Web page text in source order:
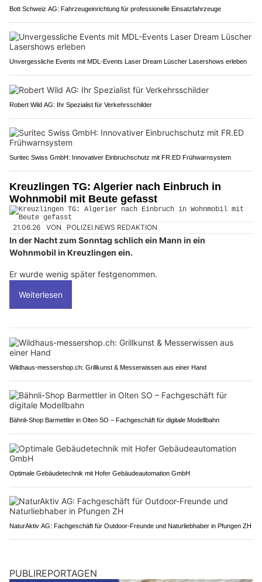
Bott Schweiz AG: Fahrzeugeinrichtung für professionelle Einsatzfahrzeuge
Unvergessliche Events mit MDL-Events Laser Dream Lüscher Lasershows erleben
Robert Wild AG: Ihr Spezialist für Verkehrsschilder
Suritec Swiss GmbH: Innovativer Einbruchschutz mit FR.ED Frühwarnsystem
Kreuzlingen TG: Algerier nach Einbruch in
Wohnmobil mit Beute gefasst
21.06.26 VON POLIZEI.NEWS REDAKTION
In der Nacht zum Sonntag schlich ein Mann in ein
Wohnmobil in Kreuzlingen ein.
Er wurde wenig später festgenommen.
Weiterlesen
Wildhaus-messershop.ch: Grillkunst & Messerwissen aus einer Hand
Bähnli-Shop Barmettler in Olten SO – Fachgeschäft für digitale Modellbahn
Optimale Gebäudetechnik mit Hofer Gebäudeautomation GmbH
NaturAktiv AG: Fachgeschäft für Outdoor-Freunde und Naturliebhaber in Pfungen ZH
PUBLIREPORTAGEN